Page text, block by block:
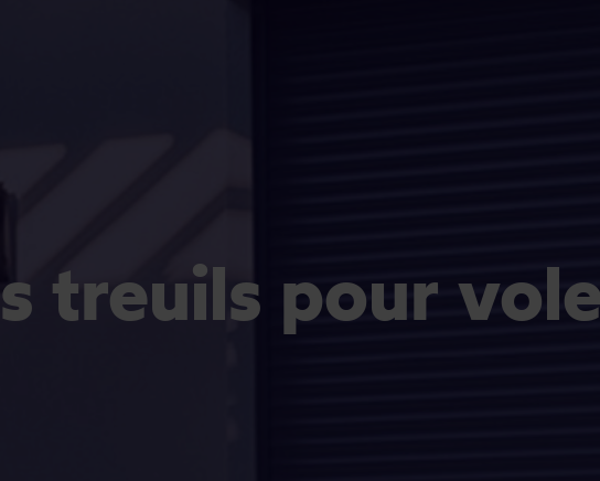
treuils pour